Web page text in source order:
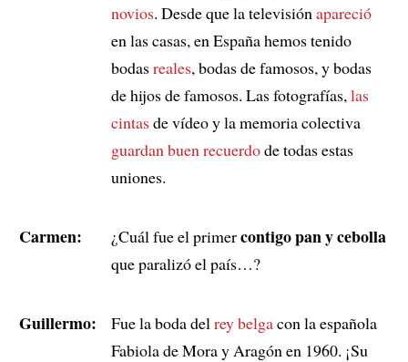
novios. Desde que la televisión apareció
en las casas, en España hemos tenido
bodasreales, bodas de famosos, y bodas
de hijos de famosos. Las fotografías, las
cintasde vídeo y la memoria colectiva
guardan buen recuerdode todas estas
uniones.
Carmen: ¿Cuál fue el primercontigo pan y cebolla
que paralizó el país…?
Guillermo: Fue la boda del rey belgacon la española
Fabiola de Mora y Aragón en 1960. ¡Su